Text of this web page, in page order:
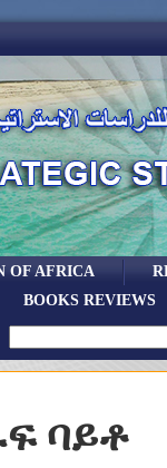
OF AFRICA
BOOKS REVIEWS
ባይቶ